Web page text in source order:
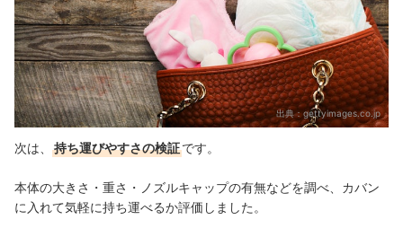
出典：gettyimages.co.jp
次は、 持ち運びやすさの検証です。
本体の大きさ・重さ・ノズルキャップの有無などを調べ、カバン
に入れて気軽に持ち運べるか評価しました。